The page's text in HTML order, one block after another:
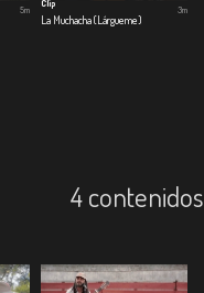
5m
Clip
La Muchacha (Lárgueme)
3m
4 contenidos